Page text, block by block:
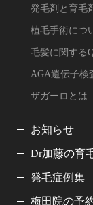
発毛剤と育毛
植毛手術につ
毛髪に関する
AGA遺伝子検
ザガーロとは
お知らせ
Dr加藤の育
発毛症例集
梅田院の予